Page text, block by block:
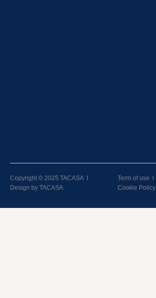
Copyright © 2025 TACASA l
Design by TACASA
Term of use l
Cookie Policy